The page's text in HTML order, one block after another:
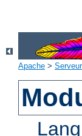
Apache >